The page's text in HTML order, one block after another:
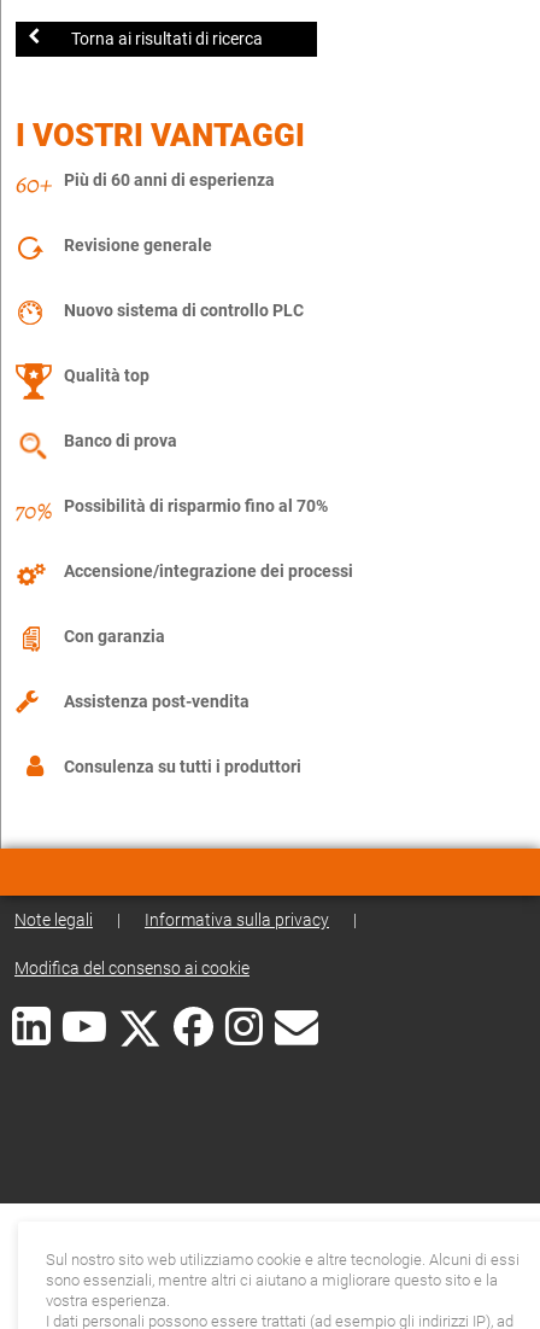
Torna ai risultati di ricerca
I VOSTRI VANTAGGI
Più di 60 anni di esperienza
Revisione generale
Nuovo sistema di controllo PLC
Qualità top
Banco di prova
Possibilità di risparmio fino al 70%
Accensione/integrazione dei processi
Con garanzia
Assistenza post-vendita
Consulenza su tutti i produttori
Note legali | Informativa sulla privacy |
Modifica del consenso ai cookie
Sul nostro sito web utilizziamo cookie e altre tecnologie. Alcuni di essi
sono essenziali, mentre altri ci aiutano a migliorare questo sito e la
vostra esperienza.
I dati personali possono essere trattati (ad esempio gli indirizzi IP), ad